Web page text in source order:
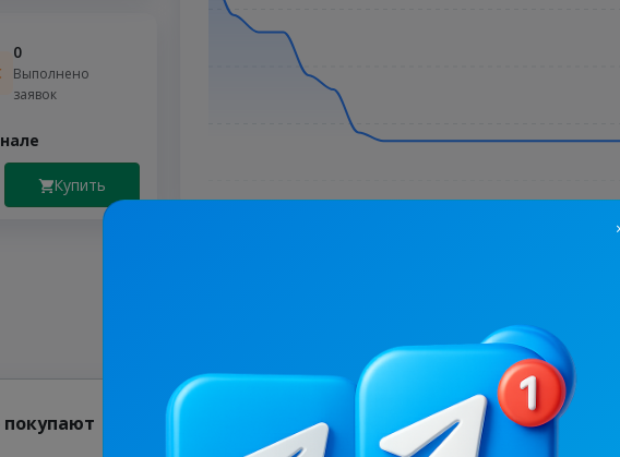
0
Выполнено
заявок
Купить